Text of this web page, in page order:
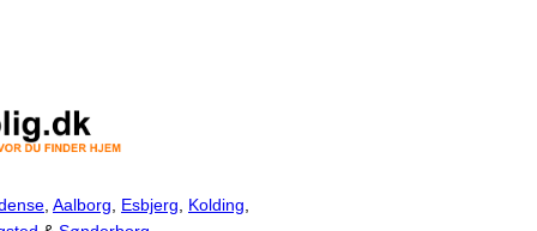
Aalborg Esbjerg Kolding